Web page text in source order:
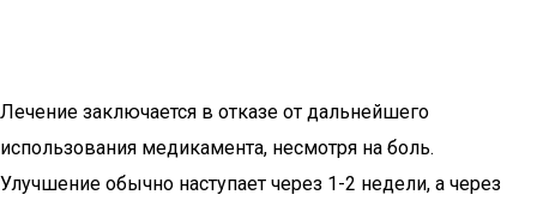
Лечение заключается в отказе от дальнейшего
использования медикамента, несмотря на боль.
Улучшение обычно наступает через 1-2 недели, а через